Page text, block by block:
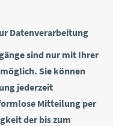
Datenverarbeitung
sind nur mit Ihrer
Sie können
jederzeit
Mitteilung per
der bis zum